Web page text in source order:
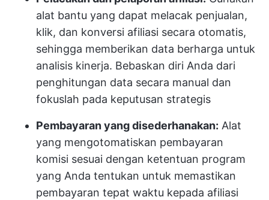
alat bantu yang dapat melacak penjualan,
klik, dan konversi afiliasi secara otomatis,
sehingga memberikan data berharga untuk
analisis kinerja. Bebaskan diri Anda dari
penghitungan data secara manual dan
fokuslah pada keputusan strategis
Pembayaran yang disederhanakan: Alat
yang mengotomatiskan pembayaran
komisi sesuai dengan ketentuan program
yang Anda tentukan untuk memastikan
pembayaran tepat waktu kepada afiliasi